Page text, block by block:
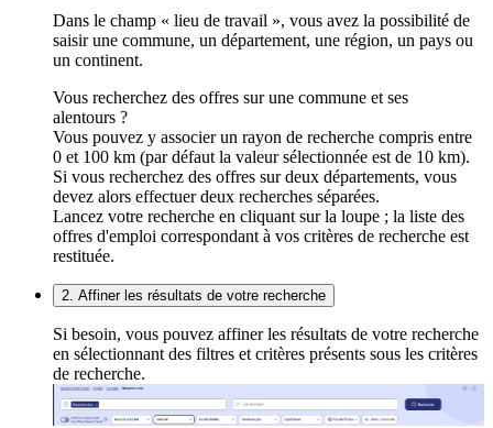
Dans le champ « lieu de travail », vous avez la possibilité de
saisir une commune, un département, une région, un pays ou
un continent.
Vous recherchez des offres sur une commune et ses
alentours ?
Vous pouvez y associer un rayon de recherche compris entre
0 et 100 km (par défaut la valeur sélectionnée est de 10 km).
Si vous recherchez des offres sur deux départements, vous
devez alors effectuer deux recherches séparées.
Lancez votre recherche en cliquant sur la loupe ; la liste des
offres d'emploi correspondant à vos critères de recherche est
restituée.
2. Affiner les résultats de votre recherche
Si besoin, vous pouvez affiner les résultats de votre recherche
en sélectionnant des filtres et critères présents sous les critères
de recherche.